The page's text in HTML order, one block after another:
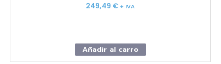
249,49 € + IVA
Añadir al carro